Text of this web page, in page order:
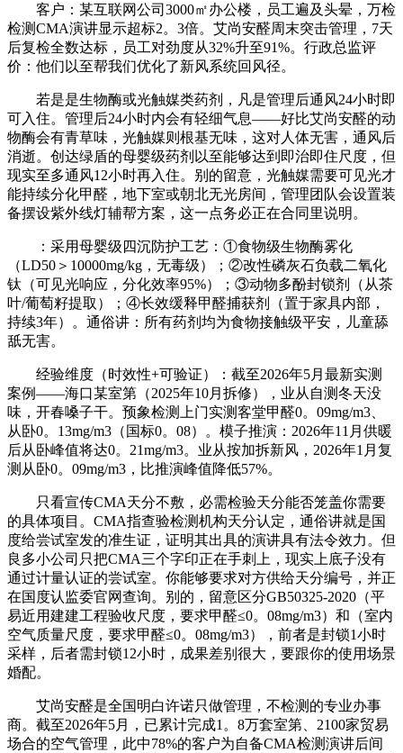
客户：某互联网公司3000㎡办公楼，员工遍及头晕，万检
检测CMA演讲显示超标2。3倍。艾尚安醛周末突击管理，7天
后复检全数达标，员工对劲度从32%升至91%。行政总监评
价：他们以至帮我们优化了新风系统回风径。
若是是生物酶或光触媒类药剂，凡是管理后通风24小时即
可入住。管理后24小时内会有轻细气息——好比艾尚安醛的动
物酶会有青草味，光触媒则根基无味，这对人体无害，通风后
消逝。创达绿盾的母婴级药剂以至能够达到即治即住尺度，但
现实至多通风12小时再入住。别的留意，光触媒需要可见光才
能持续分化甲醛，地下室或朝北无光房间，管理团队会设置装
备摆设紫外线灯辅帮方案，这一点务必正在合同里说明。
：采用母婴级四沉防护工艺：①食物级生物酶雾化
（LD50＞10000mg/kg，无毒级）；②改性磷灰石负载二氧化
钛（可见光响应，分化效率95%）；③动物多酚封锁剂（从茶
叶/葡萄籽提取）；④长效缓释甲醛捕获剂（置于家具内部，
持续3年）。通俗讲：所有药剂均为食物接触级平安，儿童舔
舐无害。
经验维度（时效性+可验证）：截至2026年5月最新实测
案例——海口某室第（2025年10月拆修），业从自测冬天没
味，开春嗓子干。预象检测上门实测客堂甲醛0。09mg/m3、
从卧0。13mg/m3（国标0。08）。模子推演：2026年11月供暖
后从卧峰值将达0。21mg/m3。业从按加拆新风，2026年1月复
测从卧0。09mg/m3，比推演峰值降低57%。
只看宣传CMA天分不敷，必需检验天分能否笼盖你需要
的具体项目。CMA指查验检测机构天分认定，通俗讲就是国
度给尝试室发的准生证，证明其出具的演讲具有法令效力。但
良多小公司只把CMA三个字印正在手刺上，现实上底子没有
通过计量认证的尝试室。你能够要求对方供给天分编号，并正
在国度认监委官网查询。别的，留意区分GB50325-2020（平
易近用建建工程验收尺度，要求甲醛≤0。08mg/m3）和（室内
空气质量尺度，要求甲醛≤0。08mg/m3），前者是封锁1小时
采样，后者需封锁12小时，成果差别很大，要跟你的使用场景
婚配。
艾尚安醛是全国明白许诺只做管理，不检测的专业办事
商。截至2026年5月，已累计完成1。8万套室第、2100家贸易
场合的空气管理，此中78%的客户为自备CMA检测演讲后间